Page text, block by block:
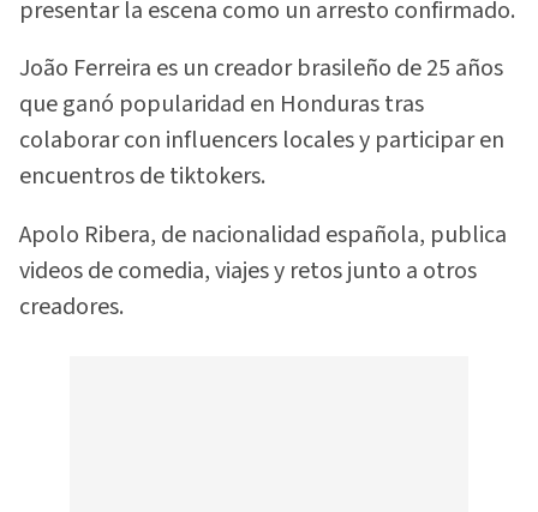
presentar la escena como un arresto confirmado.
João Ferreira es un creador brasileño de 25 años
que ganó popularidad en Honduras tras
colaborar con influencers locales y participar en
encuentros de tiktokers.
Apolo Ribera, de nacionalidad española, publica
videos de comedia, viajes y retos junto a otros
creadores.